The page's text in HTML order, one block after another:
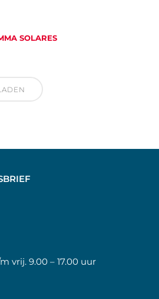
SOLARES
vrij. 9.00 – 17.00 uur